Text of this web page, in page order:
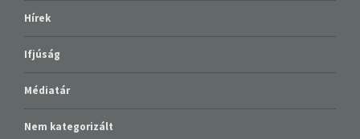
Hírek
Ifjúság
Médiatár
Nem kategorizált